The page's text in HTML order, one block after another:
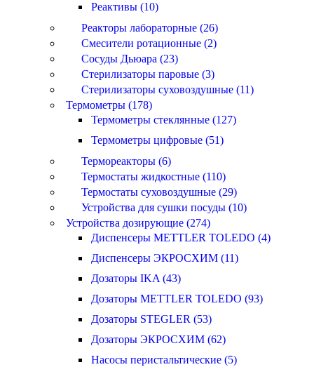
Реактивы (10)
Реакторы лабораторные (26)
Смесители ротационные (2)
Сосуды Дьюара (23)
Стерилизаторы паровые (3)
Стерилизаторы суховоздушные (11)
Термометры (178)
Термометры стеклянные (127)
Термометры цифровые (51)
Термореакторы (6)
Термостаты жидкостные (110)
Термостаты суховоздушные (29)
Устройства для сушки посуды (10)
Устройства дозирующие (274)
Диспенсеры METTLER TOLEDO (4)
Диспенсеры ЭКРОСХИМ (11)
Дозаторы IKA (43)
Дозаторы METTLER TOLEDO (93)
Дозаторы STEGLER (53)
Дозаторы ЭКРОСХИМ (62)
Насосы перистальтические (5)